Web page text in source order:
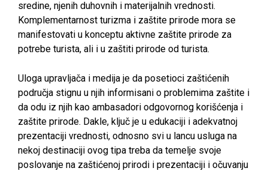
sredine, njenih duhovnih i materijalnih vrednosti.
Komplementarnost turizma i zaštite prirode mora se
manifestovati u konceptu aktivne zaštite prirode za
potrebe turista, ali i u zaštiti prirode od turista.
Uloga upravljača i medija je da posetioci zaštićenih
područja stignu u njih informisani o problemima zaštite i
da odu iz njih kao ambasadori odgovornog korišćenja i
zaštite prirode. Dakle, ključ je u edukaciji i adekvatnoj
prezentaciji vrednosti, odnosno svi u lancu usluga na
nekoj destinaciji ovog tipa treba da temelje svoje
poslovanje na zaštićenoj prirodi i prezentaciji i očuvanju